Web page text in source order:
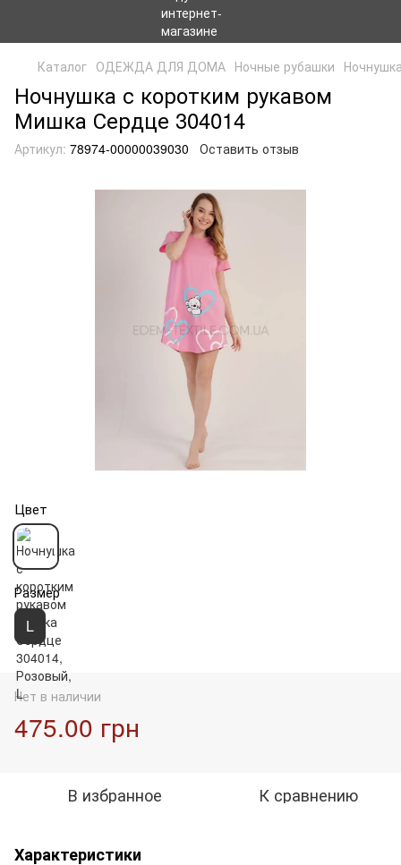
Каталог ОДЕЖДА ДЛЯ ДОМА Ночные рубашки
Ночнушка с коротким рукавом
Мишка Сердце 304014
Артикул: 78974-00000039030 Оставить отзыв
Цвет
Размер
L
Нет в наличии
475.00 грн
В избранное К сравнению
Характеристики